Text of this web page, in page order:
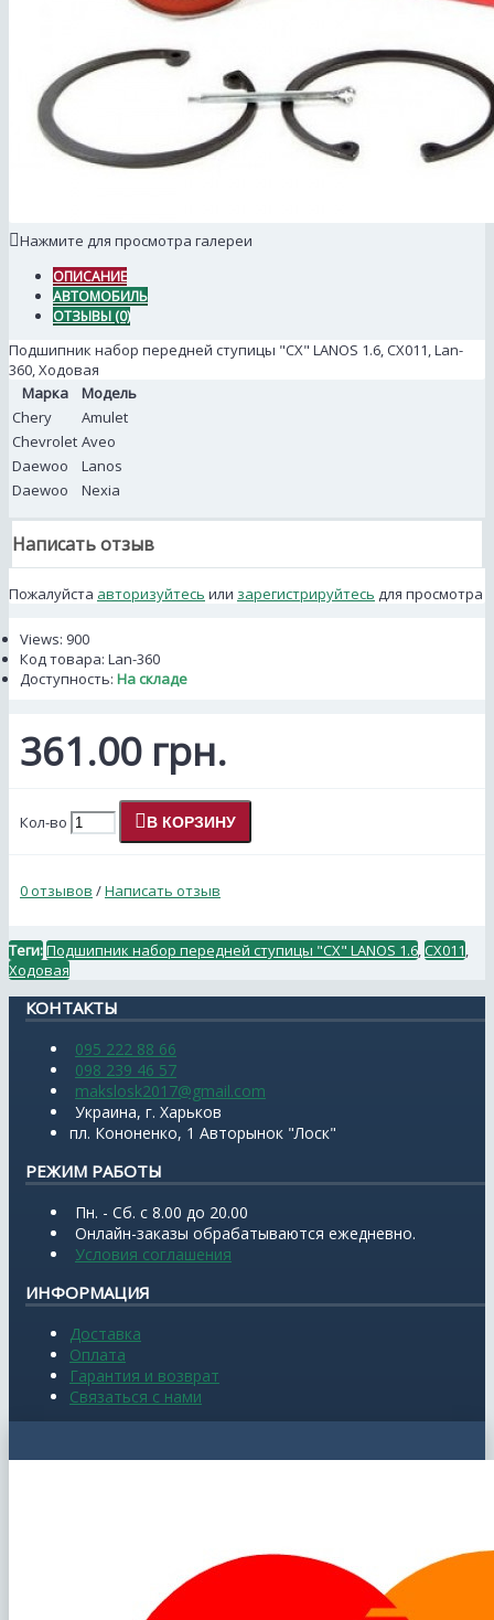
Нажмите для просмотра галереи
ОПИСАНИЕ
АВТОМОБИЛЬ
ОТЗЫВЫ (0)
Подшипник набор передней ступицы "CX" LANOS 1.6, CX011, Lan-
360, Ходовая
Марка
Модель
Chery
Amulet
Chevrolet Aveo
Daewoo
Lanos
Daewoo
Nexia
Написать отзыв
Пожалуйста авторизуйтесь или зарегистрируйтесь для просмотра
Views: 900
Код товара: Lan-360
Доступность: На складе
361.00 грн.
Кол-во В КОРЗИНУ
0 отзывов /Написать отзыв
Теги:Подшипник набор передней ступицы "CX" LANOS 1.6 CX011
Ходовая
КОНТАКТЫ
095 222 88 66
098 239 46 57
makslosk2017@gmail.com
Украина, г. Харьков
пл. Кононенко, 1 Авторынок "Лоск"
РЕЖИМ РАБОТЫ
Пн. - Сб. с 8.00 до 20.00
Онлайн-заказы обрабатываются ежедневно.
Условия соглашения
ИНФОРМАЦИЯ
Доставка
Оплата
Гарантия и возврат
Связаться с нами